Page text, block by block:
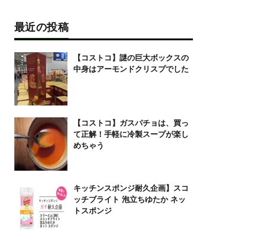
最近の投稿
【コストコ】謎の巨大ボックスの
中身はアーモンドクリスプでした
【コストコ】ガスパチョは、買っ
て正解！手軽に冷製スープが楽し
めちゃう
キッチンスポンジ耐久企画】スコ
ッチブライト 泡立ちゆたか ネッ
トスポンジ